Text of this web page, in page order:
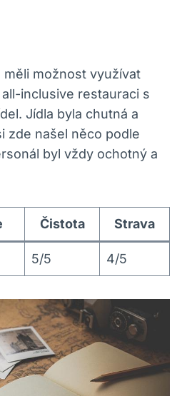
možnost využívat
inclusive restauraci s
Jídla byla chutná a
zde našel něco podle
byl vždy ochotný a
Čistota Strava
5/5 4/5